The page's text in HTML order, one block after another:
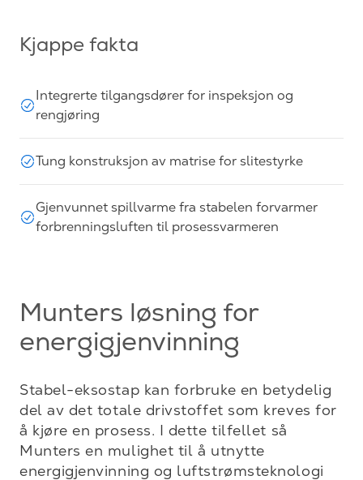
Kjappe fakta
Integrerte tilgangsdører for inspeksjon og
rengjøring
Tung konstruksjon av matrise for slitestyrke
Gjenvunnet spillvarme fra stabelen forvarmer
forbrenningsluften til prosessvarmeren
Munters løsning for
energigjenvinning
Stabel-eksostap kan forbruke en betydelig
del av det totale drivstoffet som kreves for
å kjøre en prosess. I dette tilfellet så
Munters en mulighet til å utnytte
energigjenvinning og luftstrømsteknologi